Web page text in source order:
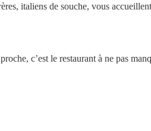
italiens de souche, vous
c’est le restaurant à ne pas